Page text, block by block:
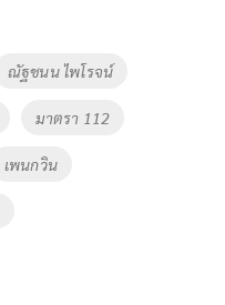
ณัฐชนน ไพโรจน์
มาตรา 112
เพนกวิน